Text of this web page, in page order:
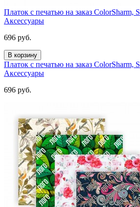
Платок с печатью на заказ ColorSharm, S
Аксессуары
696 руб.
В корзину
Платок с печатью на заказ ColorSharm, S
Аксессуары
696 руб.